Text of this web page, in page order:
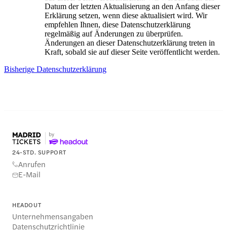
Datum der letzten Aktualisierung an den Anfang dieser
Erklärung setzen, wenn diese aktualisiert wird. Wir
empfehlen Ihnen, diese Datenschutzerklärung
regelmäßig auf Änderungen zu überprüfen.
Änderungen an dieser Datenschutzerklärung treten in
Kraft, sobald sie auf dieser Seite veröffentlicht werden.
Bisherige Datenschutzerklärung
24-STD. SUPPORT
Anrufen
E-Mail
HEADOUT
Unternehmensangaben
Datenschutzrichtlinie